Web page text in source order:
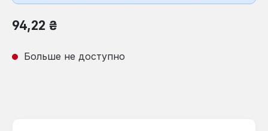
Обычная цена:
94,22 ₴
Больше не доступно